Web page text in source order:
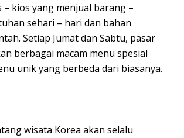
– kios yang menjual barang –
sehari – hari dan bahan
Setiap Jumat dan Sabtu, pasar
berbagai macam menu spesial
unik yang berbeda dari biasanya.
wisata Korea akan selalu